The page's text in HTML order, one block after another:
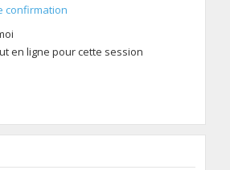
confirmation
en ligne pour cette session